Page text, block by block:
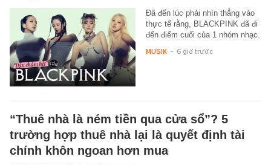
Đã đến lúc phải nhìn thẳng vào
thực tế rằng, BLACKPINK đã đi
đến điểm cuối của 1 nhóm nhạc.
MUSIK - 6 giờ trước
“Thuê nhà là ném tiền qua cửa sổ”? 5
trường hợp thuê nhà lại là quyết định tài
chính khôn ngoan hơn mua